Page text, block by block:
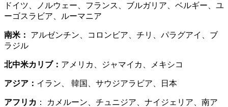
ドイツ、ノルウェー、フランス、ブルガリア、ベルギー、ユ
ーゴスラビア、ルーマニア
南米：
アルゼンチン、コロンビア、チリ、パラグアイ、ブ
ラジル
北中米カリブ： アメリカ、ジャマイカ、メキシコ
アジア： イラン、 韓国、サウジアラビア、日本
アフリカ ： カメルーン、チュニジア、ナイジェリア、南ア